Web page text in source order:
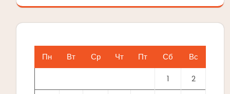
Пн Вт Ср Чт Пт Сб Вс
1 2